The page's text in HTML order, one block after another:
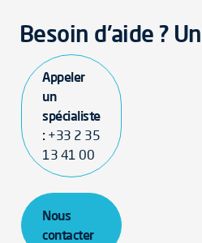
Besoin d'aide ?
Appeler
un
spécialiste
: +33 2 35
13 41 00
Nous
contacter